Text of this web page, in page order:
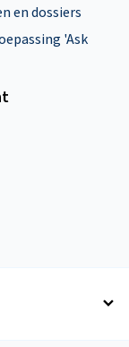
en dossiers
'Ask